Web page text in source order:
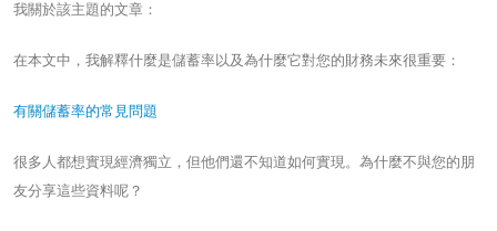
我關於該主題的文章：
在本文中，我解釋什麼是儲蓄率以及為什麼它對您的財務未來很重要：
有關儲蓄率的常見問題
很多人都想實現經濟獨立，但他們還不知道如何實現。為什麼不與您的朋
友分享這些資料呢？